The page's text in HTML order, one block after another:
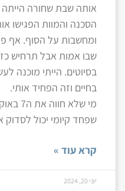
אותה שבת שחורה
הסכנה והמוות הפגישו
ומחשבות על הסוף. אף
שבו אמות אבל תרחיש
בסיוטים. הייתי מוכנה
בחיים וזה הפחיד אותי.
מי
שפחד קיומי יכול לסדוק
קרא עוד »
יוני 20, 2024